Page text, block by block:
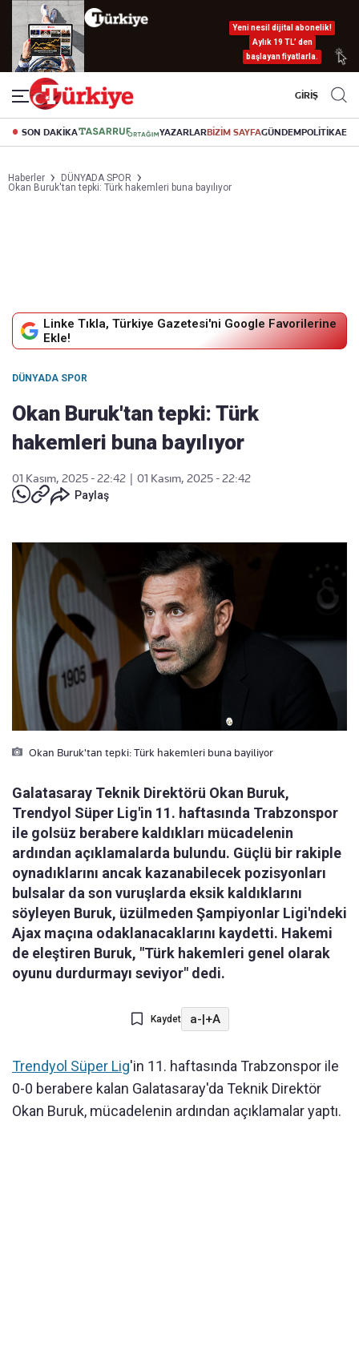
Yeni nesil dijital abonelik!
Aylık 19 TL’ den
başlayan fiyatlarla.
GİRİŞ
SON DAKİKA YAZARLARBİZİM SAYFAGÜNDEMPOLİTİKA
Haberler
DÜNYADA SPOR
Okan Buruk'tan tepki: Türk hakemleri buna bayılıyor
Linke Tıkla, Türkiye Gazetesi'ni Google Favorilerine
Ekle!
DÜNYADA SPOR
Okan Buruk'tan tepki: Türk
hakemleri buna bayılıyor
01 Kasım, 2025 - 22:42
01 Kasım, 2025 - 22:42
Paylaş
Okan Buruk'tan tepki: Türk hakemleri buna bayiliyor
Galatasaray Teknik Direktörü Okan Buruk,
Trendyol Süper Lig'in 11. haftasında Trabzonspor
ile golsüz berabere kaldıkları mücadelenin
ardından açıklamalarda bulundu. Güçlü bir rakiple
oynadıklarını ancak kazanabilecek pozisyonları
bulsalar da son vuruşlarda eksik kaldıklarını
söyleyen Buruk, üzülmeden Şampiyonlar Ligi'ndeki
Ajax maçına odaklanacaklarını kaydetti. Hakemi
de eleştiren Buruk, "Türk hakemleri genel olarak
oyunu durdurmayı seviyor" dedi.
Kaydet a-|+A
Trendyol Süper Lig'in 11. haftasında Trabzonspor ile
0-0 berabere kalan Galatasaray'da Teknik Direktör
Okan Buruk, mücadelenin ardından açıklamalar yaptı.